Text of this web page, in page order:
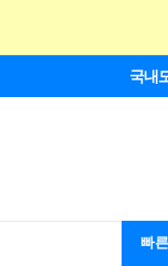
국내
빠